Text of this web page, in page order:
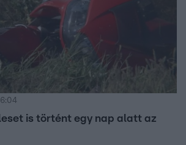
is történt egy nap alatt az